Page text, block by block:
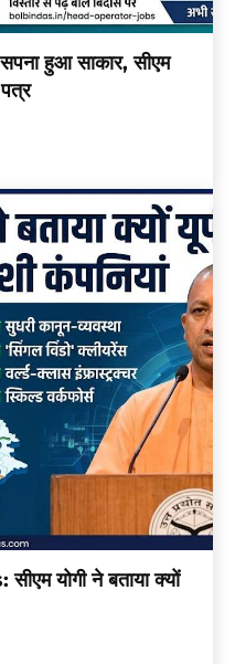
हुआ साकार, सीएम
योगी ने बताया क्यों